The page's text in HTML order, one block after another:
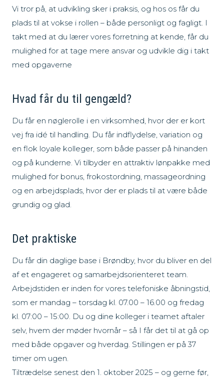
Vi tror på, at udvikling sker i praksis, og hos os får du
plads til at vokse i rollen – både personligt og fagligt. I
takt med at du lærer vores forretning at kende, får du
mulighed for at tage mere ansvar og udvikle dig i takt
med opgaverne
Hvad får du til gengæld?
Du får en nøglerolle i en virksomhed, hvor der er kort
vej fra idé til handling. Du får indflydelse, variation og
en flok loyale kolleger, som både passer på hinanden
og på kunderne. Vi tilbyder en attraktiv lønpakke med
mulighed for bonus, frokostordning, massageordning
og en arbejdsplads, hvor der er plads til at være både
grundig og glad.
Det praktiske
Du får din daglige base i Brøndby, hvor du bliver en del
af et engageret og samarbejdsorienteret team.
Arbejdstiden er inden for vores telefoniske åbningstid,
som er mandag – torsdag kl. 07.00 – 16.00 og fredag
kl. 07:00 – 15:00. Du og dine kolleger i teamet aftaler
selv, hvem der møder hvornår – så I får det til at gå op
med både opgaver og hverdag. Stillingen er på 37
timer om ugen.
Tiltrædelse senest den 1. oktober 2025 – og gerne før,